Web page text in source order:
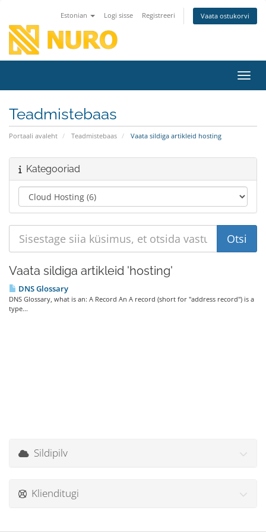
Estonian Logi sisse Registreeri Vaata ostukorvi
Teadmistebaas
Portaali avaleht Teadmistebaas Vaata sildiga artikleid hosting
Kategooriad
Vaata sildiga artikleid 'hosting'
DNS Glossary
DNS Glossary, what is an: A Record An A record (short for "address record") is a
type...
Sildipilv
Klienditugi